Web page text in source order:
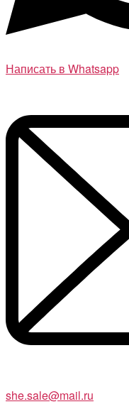
Написать в Whatsapp
she.sale@mail.ru